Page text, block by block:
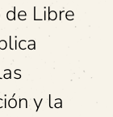
Libre
y la